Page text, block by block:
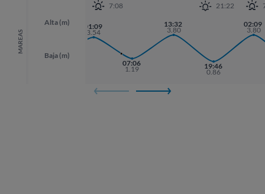
MAREAS
Alta (m)
Baja (m)
7:08 21:22
01:09
3.54
07:06
1.19
13:32
3.80
19:46
0.86
02:09
3.80
19:46
0.86
02:09
3.80